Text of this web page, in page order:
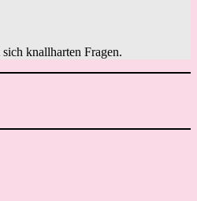
knallharten Fragen.